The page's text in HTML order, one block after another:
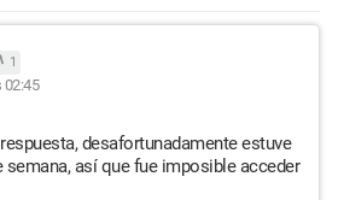
1
02:45
desafortunadamente estuve
semana, así que fue imposible acceder